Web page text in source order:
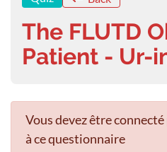
The FLUTD
Patient - Ur-
Vous devez être
à ce questionnaire